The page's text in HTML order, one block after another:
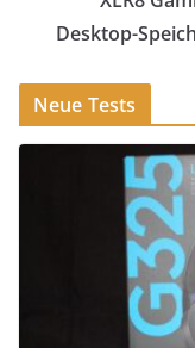
Desktop-
Neue Tests